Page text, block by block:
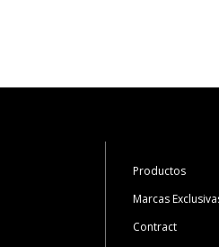
Productos
Marcas
Contract